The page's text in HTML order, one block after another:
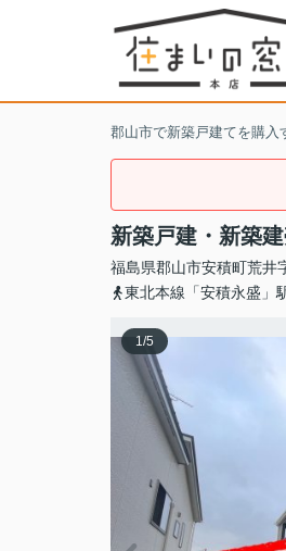
郡山市で新築戸建てを購入
新築戸建・新築
福島県郡山市安積町荒井
東北本線「安積永盛」
1/5